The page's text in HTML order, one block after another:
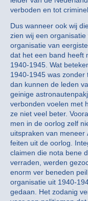
verboden en tot
Dus wanneer ook wij
zien wij een
organisatie van
dat het een band heeft
1940-1945. Wat
1940-1945 was zonder
dan kunnen de leden
geinige
verbonden voelen met
ze niet veel beter.
men in de oorlog zelf
uitspraken van meneer
feiten uit de oorlog.
claimen die nota bene
verraden, werden
enorm ver beneden
organisatie uit 1940-
gedaan. Het zodanig